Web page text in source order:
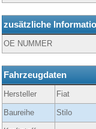
zusätzliche
OE NUMMER
Fahrzeugdaten
Hersteller Fiat
Baureihe Stilo